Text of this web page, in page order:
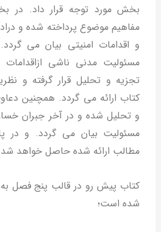
بخش مورد توجه قرار داد. در
مفاهیم موضوع پرداخته شده و
و اقدامات امنیتی بیان می
مسئولیت مدنی ناشی ازاقدامات
تجزیه و تحلیل قرار گرفته و
کتاب ارائه می گردد. همچنین
و تحلیل شده و در آخر جبران
مسئولیت بیان می گردد. و در
مطالب ارائه شده حاصل خواهد
کتاب پیش رو در قالب پنج فصل
شده است؛